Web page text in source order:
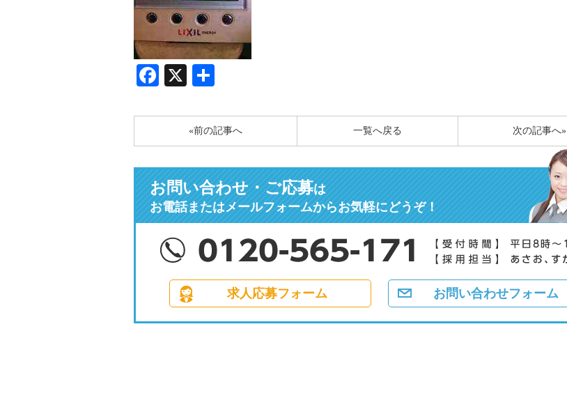
Facebook
X
«前の記事へ 次の記事へ»
一覧へ戻る
お問い合わせ・ご応募は
お電話またはメールフォームからお気軽にどうぞ！
求人応募フォーム お問い合わせフォーム